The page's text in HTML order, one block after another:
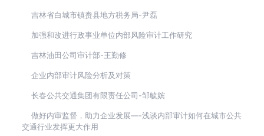
吉林省白城市镇赉县地方税务局-尹磊
加强和改进行政事业单位内部风险审计工作研究
吉林油田公司审计部-王勤修
企业内部审计风险分析及对策
长春公共交通集团有限责任公司-邹毓嫔
做好内审监督，助力企业发展—-浅谈内部审计如何在城市公共
交通行业发挥更大作用